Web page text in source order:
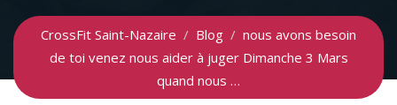
CrossFit Saint-Nazaire / Blog / nous avons besoin
de toi venez nous aider à juger Dimanche 3 Mars
quand nous …